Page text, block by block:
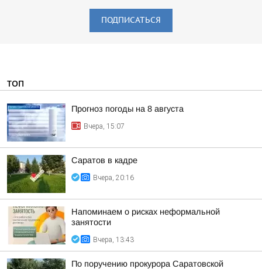
ПОДПИСАТЬСЯ
ТОП
Прогноз погоды на 8 августа
Вчера, 15:07
Саратов в кадре
Вчера, 20:16
Напоминаем о рисках неформальной
занятости
Вчера, 13:43
По поручению прокурора Саратовской